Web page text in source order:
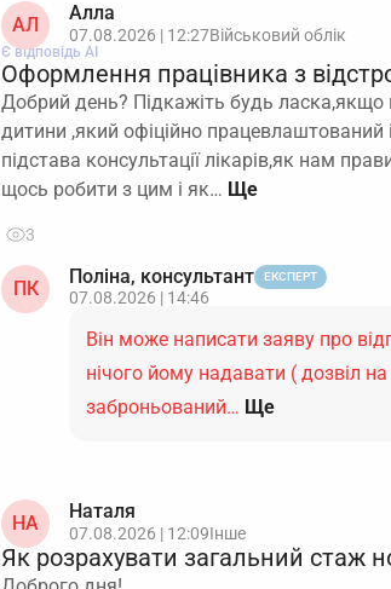
АЛ
Алла
07.08.2026 | 12:27Військовий облік
Є відповідь АІ
Оформлення працівника з
Добрий день? Підкажіть будь ласка,якщо
дитини ,який офіційно працевлаштований
підстава консультації лікарів,як нам
щось робити з цим і як…
3
ПК
Поліна, консультант ЕКСПЕРТ
07.08.2026 | 14:46
Він може написати заяву про
нічого йому надавати ( дозвіл
заброньований… Ще
НА
Наталя
07.08.2026 | 12:09Інше
Як розрахувати загальний стаж